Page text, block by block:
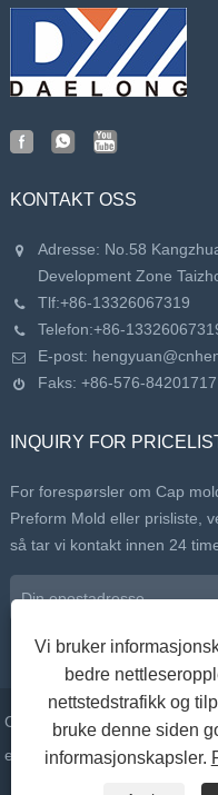
KONTAKT OSS
Adresse: No.58
Development Zone
Tlf:+86-13326067319
Telefon:+86-
E-post:
Faks: +86-576-84201717
INQUIRY FOR
For forespørsler om Cap
Preform Mold eller prisliste,
så tar vi kontakt innen 24
Copyright © 2022 Taizhou
enerett.
Vi bruker
bedre
nettstedstrafikk og
bruke denne siden
informasjonskapsler.